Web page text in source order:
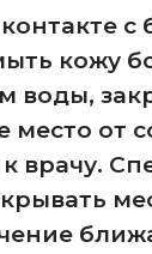
кожу
воды,
место от
врачу.